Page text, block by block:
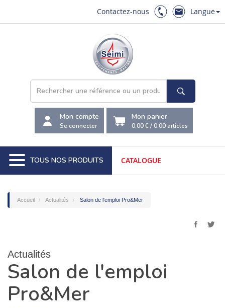
Contactez-nous Langue
Mon compte
Se connecter
Mon panier
0,00 €/0,00 articles
TOUS NOS PRODUITS CATALOGUE
Accueil Actualités Salon de l'emploi Pro&Mer
Actualités
Salon de l'emploi
Pro&Mer